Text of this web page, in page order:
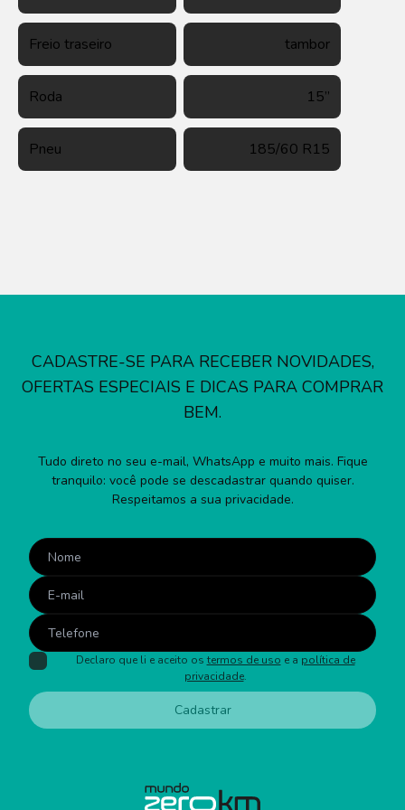
Freio traseiro tambor
Roda 15”
Pneu 185/60 R15
CADASTRE-SE PARA RECEBER NOVIDADES,
OFERTAS ESPECIAIS E DICAS PARA COMPRAR
BEM.
Tudo direto no seu e-mail, WhatsApp e muito mais. Fique
tranquilo: você pode se descadastrar quando quiser.
Respeitamos a sua privacidade.
Declaro que li e aceito os termos de uso e a política de
privacidade.
Cadastrar